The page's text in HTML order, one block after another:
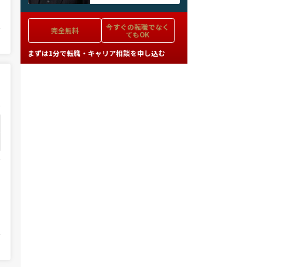
完全無料 今すぐの転職でなく
てもOK
まずは1分で転職・キャリア相談を申し込む